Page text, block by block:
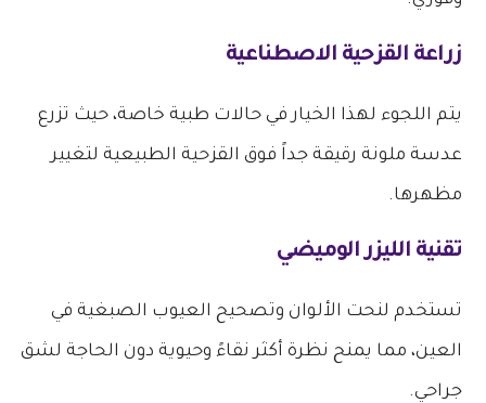
زراعة القزحية الاصطناعية
يتم اللجوء لهذا الخيار في حالات طبية خاصة، حيث تزرع
عدسة ملونة رقيقة جداً فوق القزحية الطبيعية لتغيير
مظهرها.
تقنية الليزر الوميضي
تستخدم لنحت الألوان وتصحيح العيوب الصبغية في
العين، مما يمنح نظرة أكثر نقاءً وحيوية دون الحاجة لشق
جراحي.